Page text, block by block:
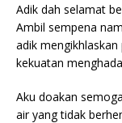
Adik dah selamat
Ambil sempena
adik
kekuatan
Aku doakan
air yang tidak